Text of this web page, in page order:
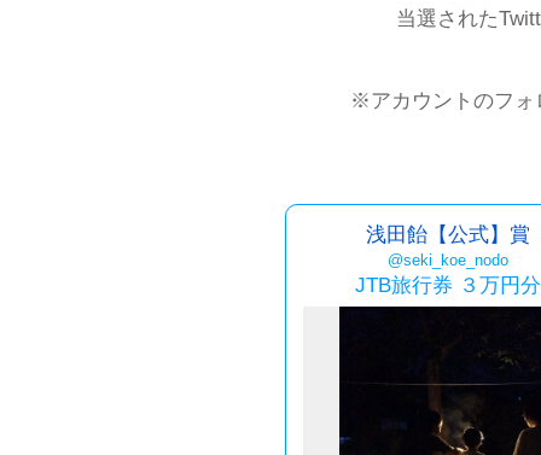
当選された
※アカウントのフォ
浅田飴【公式】賞
@seki_koe_nodo
JTB旅行券 ３万円分